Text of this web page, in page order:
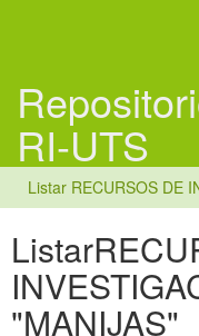
RI-UTS
Listar RECURSOS DE
"MANIJAS"